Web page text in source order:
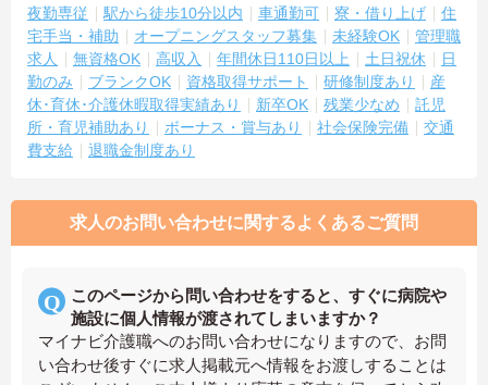
夜勤専従 駅から徒歩10分以内 車通勤可 寮・借り上げ
住
宅手当・補助
オープニングスタッフ募集 未経験OK
管理職
求人
無資格OK 高収入 年間休日110日以上 土日祝休
日
勤のみ
ブランクOK 資格取得サポート 研修制度あり
産
休･育休･介護休暇取得実績あり
新卒OK 残業少なめ
託児
所・育児補助あり
ボーナス・賞与あり 社会保険完備
交通
費支給
退職金制度あり
求人のお問い合わせに関するよくあるご質問
このページから問い合わせをすると、すぐに病院や
施設に個人情報が渡されてしまいますか？
マイナビ介護職へのお問い合わせになりますので、お問
い合わせ後すぐに求人掲載元へ情報をお渡しすることは